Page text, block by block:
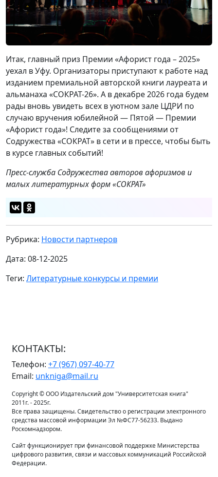
Итак, главный приз Премии «Афорист года – 2025»
уехал в Уфу. Организаторы приступают к работе над
изданием премиальной авторской книги лауреата и
альманаха «СОКРАТ-26». А в декабре 2026 года будем
рады вновь увидеть всех в уютном зале ЦДРИ по
случаю вручения юбилейной — Пятой — Премии
«Афорист года»! Следите за сообщениями от
Содружества «СОКРАТ» в сети и в прессе, чтобы быть
в курсе главных событий!
Пресс-служба Содружества авторов афоризмов и
малых литературных форм «СОКРАТ»
Рубрика: Новости партнеров
Дата: 08-12-2025
Теги: Литературные конкурсы и премии
КОНТАКТЫ:
Телефон: +7 (967) 097-40-77
Email: unkniga@mail.ru
Copyright © ООО Издательский дом "Университетская книга"
2011г. - 2025г.
Все права защищены. Свидетельство о регистрации электронного
средства массовой информации Эл №ФС77-56233. Выдано
Роскомнадзором.
Сайт функционирует при финансовой поддержке Министерства
цифрового развития, связи и массовых коммуникаций Российской
Федерации.